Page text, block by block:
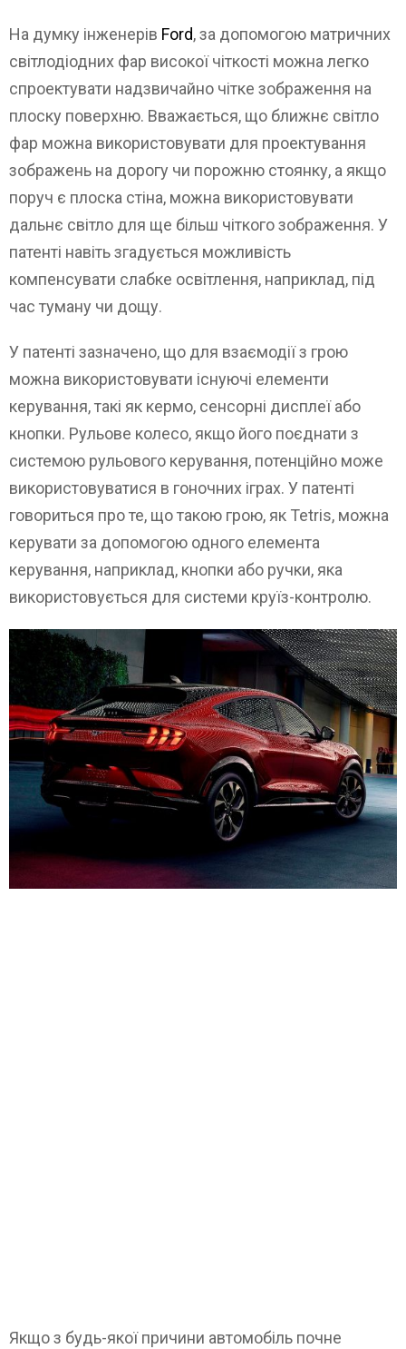
На думку інженерів Ford, за допомогою матричних
світлодіодних фар високої чіткості можна легко
спроектувати надзвичайно чітке зображення на
плоску поверхню. Вважається, що ближнє світло
фар можна використовувати для проектування
зображень на дорогу чи порожню стоянку, а якщо
поруч є плоска стіна, можна використовувати
дальнє світло для ще більш чіткого зображення. У
патенті навіть згадується можливість
компенсувати слабке освітлення, наприклад, під
час туману чи дощу.
У патенті зазначено, що для взаємодії з грою
можна використовувати існуючі елементи
керування, такі як кермо, сенсорні дисплеї або
кнопки. Рульове колесо, якщо його поєднати з
системою рульового керування, потенційно може
використовуватися в гоночних іграх. У патенті
говориться про те, що такою грою, як Tetris, можна
керувати за допомогою одного елемента
керування, наприклад, кнопки або ручки, яка
використовується для системи круїз-контролю.
Якщо з будь-якої причини автомобіль почне